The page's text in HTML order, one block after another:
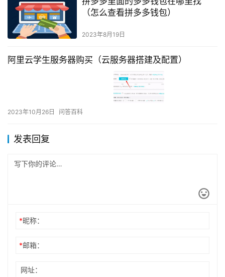
（怎么查看拼多多钱包）
2023年8月19日
阿里云学生服务器购买（云服务器搭建及配置）
2023年10月26日 问答百科
发表回复
*昵称：
*邮箱：
网址：